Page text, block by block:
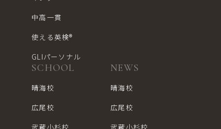
中高一貫
使える英検®︎
GLIパーソナル
SCHOOL
晴海校
広尾校
武蔵小杉校
NEWS
晴海校
広尾校
武蔵小杉校